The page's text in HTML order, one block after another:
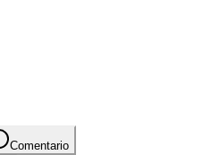
Comentario